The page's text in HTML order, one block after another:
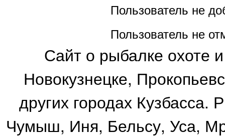
Пользователь не
Пользователь не
Сайт о рыбалке охоте
Новокузнецке,
других городах
Чумыш, Иня, Бельсу, Уса,